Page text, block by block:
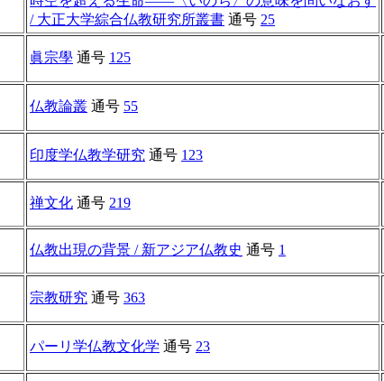
/ 大正大学綜合仏教研究所叢書 通号 25
眞宗學 通号 125
仏教論叢 通号 55
印度学仏教学研究 通号 123
禅文化 通号 219
仏教出現の背景 / 新アジア仏教史 通号 1
宗教研究 通号 363
パーリ学仏教文化学 通号 23